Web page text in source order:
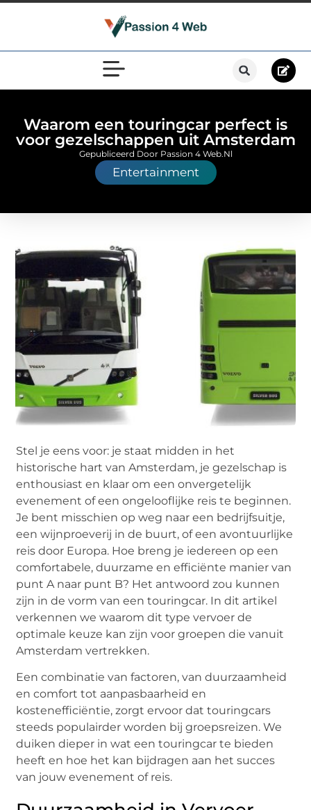
Waarom een touringcar perfect is
voor gezelschappen uit Amsterdam
Entertainment
Gepubliceerd Door Passion 4 Web.nl
Stel je eens voor: je staat midden in het
historische hart van Amsterdam, je gezelschap is
enthousiast en klaar om een onvergetelijk
evenement of een ongelooflijke reis te beginnen.
Je bent misschien op weg naar een bedrijfsuitje,
een wijnproeverij in de buurt, of een avontuurlijke
reis door Europa. Hoe breng je iedereen op een
comfortabele, duurzame en efficiënte manier van
punt A naar punt B? Het antwoord zou kunnen
zijn in de vorm van een touringcar. In dit artikel
verkennen we waarom dit type vervoer de
optimale keuze kan zijn voor groepen die vanuit
Amsterdam vertrekken.
Een combinatie van factoren, van duurzaamheid
en comfort tot aanpasbaarheid en
kostenefficiëntie, zorgt ervoor dat touringcars
steeds populairder worden bij groepsreizen. We
duiken dieper in wat een touringcar te bieden
heeft en hoe het kan bijdragen aan het succes
van jouw evenement of reis.